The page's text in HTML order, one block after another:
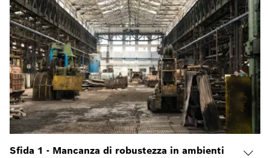
Sfida 1 - Mancanza di robustezza in ambienti